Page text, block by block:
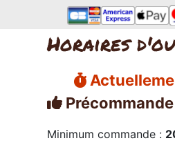
Horaires
Minimum commande :